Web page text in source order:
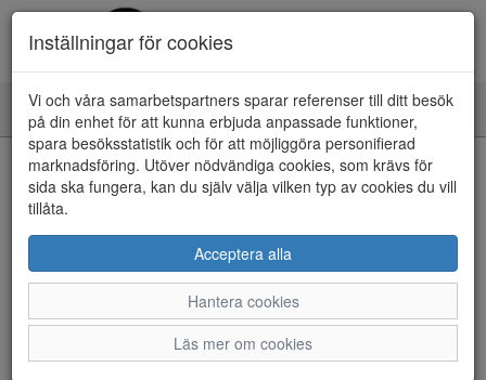
Toggle
navigation
HEM
Inställningar för cookies
Vi och våra samarbetspartners sparar referenser till ditt besök
på din enhet för att kunna erbjuda anpassade funktioner,
spara besöksstatistik och för att möjliggöra personifierad
marknadsföring. Utöver nödvändiga cookies, som krävs för
sida ska fungera, kan du själv välja vilken typ av cookies du vill
tillåta.
Acceptera alla
Hantera cookies
Läs mer om cookies